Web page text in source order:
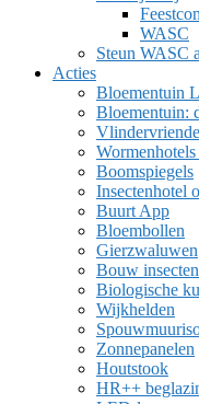
WASC
Steun WASC
Acties
Bloementuin
Bloementuin:
Boomspiegels
Insectenhotel
Buurt App
Bloembollen
Gierzwaluwen
Bouw
Biologische
Wijkhelden
Zonnepanelen
Houtstook
HR++